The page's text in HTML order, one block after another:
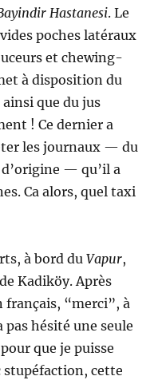
Hastanesi. Le
poches latéraux
et chewing-
à disposition du
que du jus
! Ce dernier a
les journaux — du
— qu’il a
Ca alors, quel taxi
à bord duVapur,
Kadiköy. Après
français, “merci”, à
pas hésité une seule
que je puisse
stupéfaction, cette